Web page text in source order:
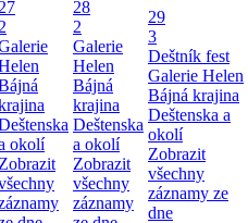
okolí
28
2
Galerie
Helen
Bájná
krajina
Deštenska
a okolí
Zobrazit
všechny
záznamy
29
3
Deštník fest
Galerie Helen
Bájná krajina
Deštenska a
okolí
Zobrazit
všechny
záznamy ze
dne